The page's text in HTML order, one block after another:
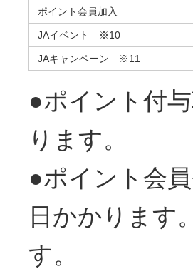
ポイント会員加入
JAイベント ※10
JAキャンペーン ※11
●ポイント付
ります。
●ポイント会
日かかります
す。